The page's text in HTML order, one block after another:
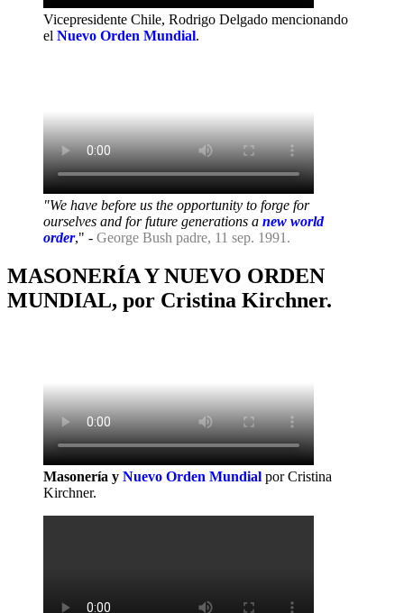
Vicepresidente Chile, Rodrigo Delgado mencionando
el Nuevo Orden Mundial.
"We have before us the opportunity to forge for
ourselves and for future generations a new world
order," - George Bush padre, 11 sep. 1991.
MASONERÍA Y NUEVO ORDEN
MUNDIAL, por Cristina Kirchner.
Masonería y Nuevo Orden Mundial por Cristina
Kirchner.